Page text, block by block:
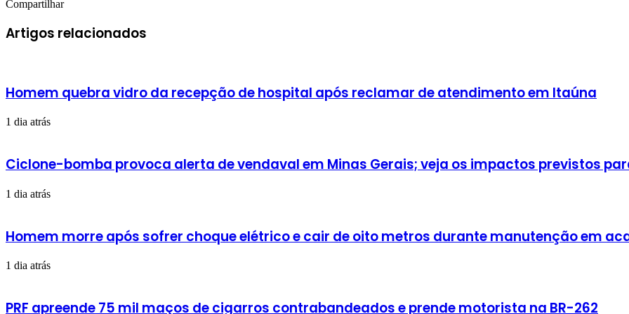
e-
Facebook
X
Linkedin
Skype
Messenger
Messenger
WhatsApp
Telegram
Compartilhar
via
e-
Artigos relacionados
Homem quebra vidro da recepção de hospital após reclamar de atendimento em Itaúna
1 dia atrás
Ciclone-bomba provoca alerta de vendaval em Minas Gerais; veja os impactos previstos
1 dia atrás
Homem morre após sofrer choque elétrico e cair de oito metros durante manutenção em
1 dia atrás
PRF apreende 75 mil maços de cigarros contrabandeados e prende motorista na BR-262